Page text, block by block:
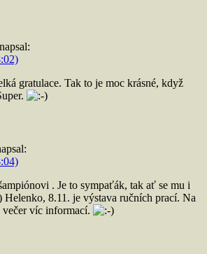
napsal:
gratulace. Tak to je moc krásné, když
. Je to sympaťák, tak ať se mu i
Helenko, 8.11. je výstava ručních prací. Na
večer víc informací.